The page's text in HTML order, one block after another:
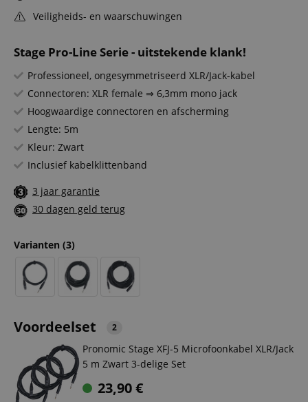
Stage Pro-Line Serie - uitstekende klank!
Professioneel, ongesymmetriseerd XLR/Jack-kabel
Connectoren: XLR female ⇒ 6,3mm mono jack
Hoogwaardige connectoren en afscherming
Lengte: 5m
Kleur: Zwart
Inclusief kabelklittenband
3 jaar garantie
30 dagen geld terug
Varianten (3)
Veiligheids- en waarschuwingen
Voordeelset 2
Pronomic Stage XFJ-5 Microfoonkabel XLR/Jack
5 m Zwart 3-delige Set
23,90€